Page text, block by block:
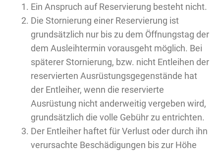
Ein Anspruch auf Reservierung besteht nicht.
Die Stornierung einer Reservierung ist
grundsätzlich nur bis zu dem Öffnungstag der
dem Ausleihtermin vorausgeht möglich. Bei
späterer Stornierung, bzw. nicht Entleihen der
reservierten Ausrüstungsgegenstände hat
der Entleiher, wenn die reservierte
Ausrüstung nicht anderweitig vergeben wird,
grundsätzlich die volle Gebühr zu entrichten.
Der Entleiher haftet für Verlust oder durch ihn
verursachte Beschädigungen bis zur Höhe